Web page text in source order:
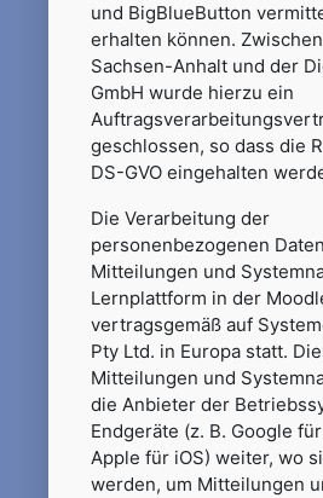
und BigBlueButton
erhalten können.
Sachsen-Anhalt und der
GmbH wurde hierzu ein
geschlossen, so dass die
DS-GVO eingehalten
Die Verarbeitung der
personenbezogenen
Mitteilungen und
Lernplattform in der
vertragsgemäß auf
Pty Ltd. in Europa statt.
Mitteilungen und
die Anbieter der
Endgeräte (z. B. Google
Apple für iOS) weiter, wo
werden, um Mitteilungen